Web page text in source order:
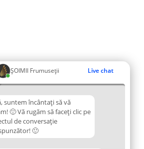
ȘOIMII Frumuseții Live chat
suntem încântați să vă
🙂 Vă rugăm să faceți clic pe
de conversație
🙂